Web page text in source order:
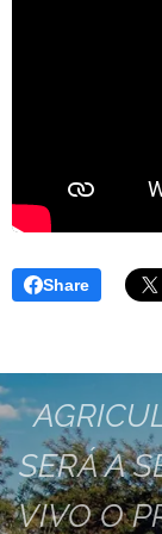
Share
SERÁ A
VIVO O